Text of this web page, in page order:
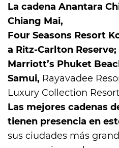
La cadena Anantara
Chiang Mai,
Four Seasons Resort
a Ritz-Carlton Reserve;
Marriott’s Phuket
Samui, Rayavadee
Luxury Collection
Las mejores cadenas
tienen presencia en
sus ciudades más